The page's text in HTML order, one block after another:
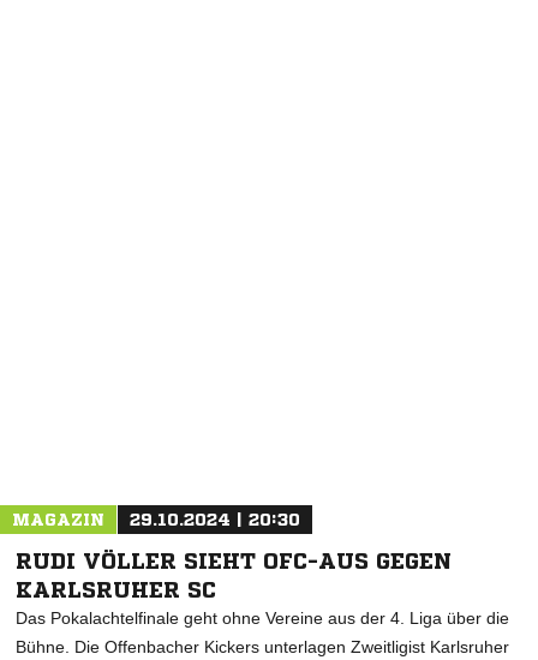
MAGAZIN 29.10.2024 | 20:30
RUDI VÖLLER SIEHT OFC-AUS GEGEN
KARLSRUHER SC
Das Pokalachtelfinale geht ohne Vereine aus der 4. Liga über die
Bühne. Die Offenbacher Kickers unterlagen Zweitligist Karlsruher